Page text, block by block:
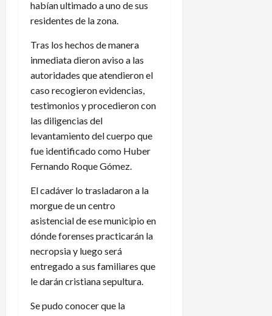
habían ultimado a uno de sus
residentes de la zona.
Tras los hechos de manera
inmediata dieron aviso a las
autoridades que atendieron el
caso recogieron evidencias,
testimonios y procedieron con
las diligencias del
levantamiento del cuerpo que
fue identificado como Huber
Fernando Roque Gómez.
El cadáver lo trasladaron a la
morgue de un centro
asistencial de ese municipio en
dónde forenses practicarán la
necropsia y luego será
entregado a sus familiares que
le darán cristiana sepultura.
Se pudo conocer que la